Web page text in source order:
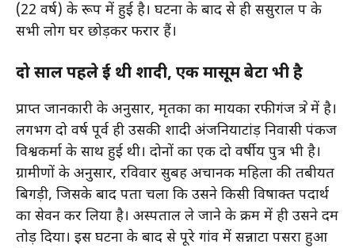
(22 वर्ष) के रूप में हुई है। घटना के बाद से ही ससुराल पक्ष के
सभी लोग घर छोड़कर फरार हैं।
दो साल पहले हुई थी शादी, एक मासूम बेटा भी है
प्राप्त जानकारी के अनुसार, मृतका का मायका रफीगंज क्षेत्र में है।
लगभग दो वर्ष पूर्व ही उसकी शादी अंजनियाटांड़ निवासी पंकज
विश्वकर्मा के साथ हुई थी। दोनों का एक दो वर्षीय पुत्र भी है।
ग्रामीणों के अनुसार, रविवार सुबह अचानक महिला की तबीयत
बिगड़ी, जिसके बाद पता चला कि उसने किसी विषाक्त पदार्थ
का सेवन कर लिया है। अस्पताल ले जाने के क्रम में ही उसने दम
तोड़ दिया। इस घटना के बाद से पूरे गांव में सन्नाटा पसरा हुआ